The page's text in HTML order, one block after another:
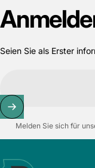
Seien Sie als Erster
Melden Sie sich für
Bigtime.de